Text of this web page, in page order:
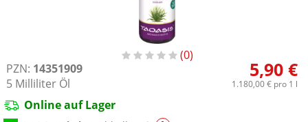
0
PZN: 14351909
5 Milliliter Öl
5,90 €
1.180,00 €pro 1 l
Online auf Lager